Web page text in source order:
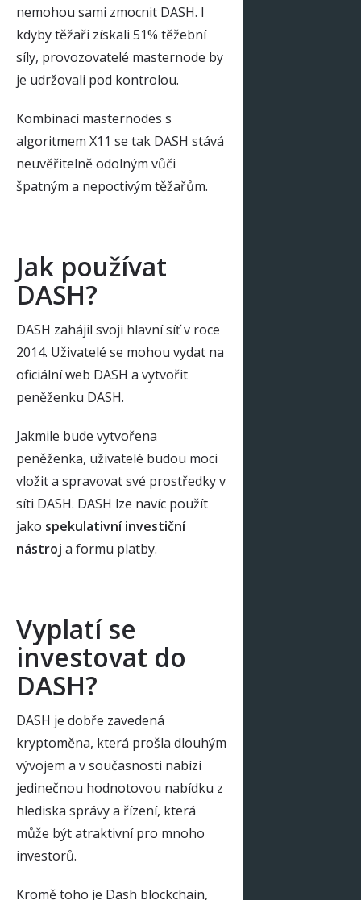
nemohou sami zmocnit DASH. I
kdyby těžaři získali 51% těžební
síly, provozovatelé masternode by
je udržovali pod kontrolou.
Kombinací masternodes s
algoritmem X11 se tak DASH stává
neuvěřitelně odolným vůči
špatným a nepoctivým těžařům.
Jak používat
DASH?
DASH zahájil svoji hlavní síť v roce
2014. Uživatelé se mohou vydat na
oficiální web DASH a vytvořit
peněženku DASH.
Jakmile bude vytvořena
peněženka, uživatelé budou moci
vložit a spravovat své prostředky v
síti DASH. DASH lze navíc použít
jako spekulativní investiční
nástroj a formu platby.
Vyplatí se
investovat do
DASH?
DASH je dobře zavedená
kryptoměna, která prošla dlouhým
vývojem a v současnosti nabízí
jedinečnou hodnotovou nabídku z
hlediska správy a řízení, která
může být atraktivní pro mnoho
investorů.
Kromě toho je Dash blockchain,